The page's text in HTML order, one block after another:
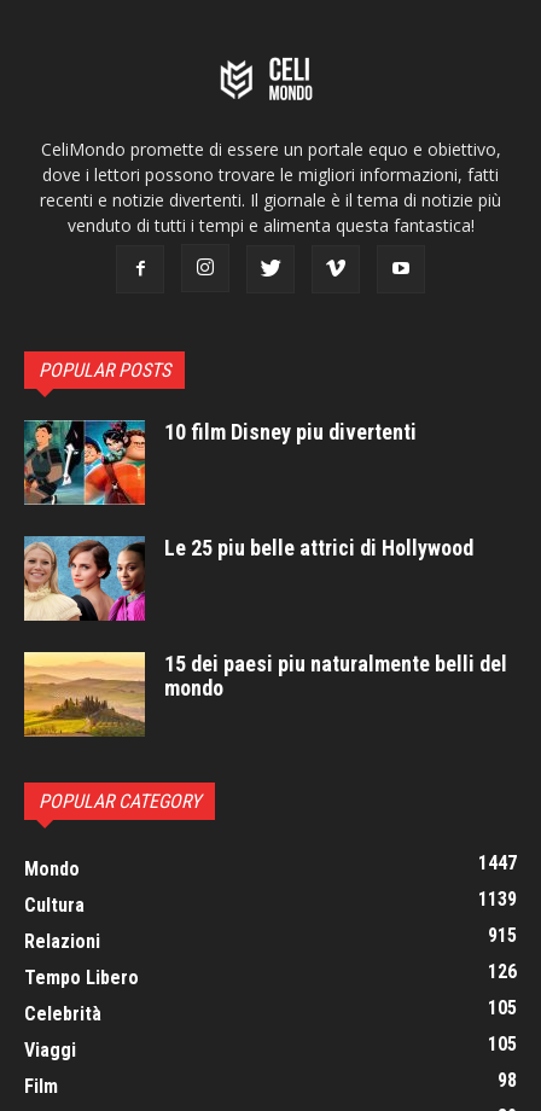
CeliMondo promette di essere un portale equo e obiettivo,
dove i lettori possono trovare le migliori informazioni, fatti
recenti e notizie divertenti. Il giornale è il tema di notizie più
venduto di tutti i tempi e alimenta questa fantastica!
POPULAR POSTS
10 film Disney piu divertenti
Le 25 piu belle attrici di Hollywood
15 dei paesi piu naturalmente belli del
mondo
POPULAR CATEGORY
Mondo
1447
Cultura
1139
Relazioni
915
Tempo Libero
126
Celebrità
105
Viaggi
105
Film
98